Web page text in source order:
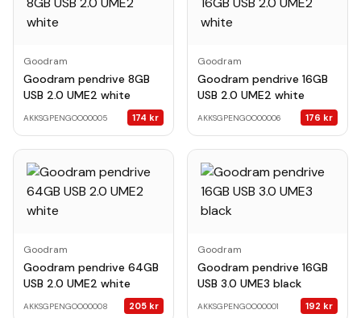
Goodram
Goodram pendrive 8GB
USB 2.0 UME2 white
AKKSGPENGOO00005 174 kr
Goodram
Goodram pendrive 16GB
USB 2.0 UME2 white
AKKSGPENGOO00006 176 kr
Goodram
Goodram pendrive 64GB
USB 2.0 UME2 white
AKKSGPENGOO00008 205 kr
Goodram
Goodram pendrive 16GB
USB 3.0 UME3 black
AKKSGPENGOO00001 192 kr